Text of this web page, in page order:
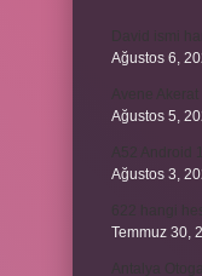
Ağustos 6,
Ağustos 5,
Ağustos 3,
Temmuz 30,